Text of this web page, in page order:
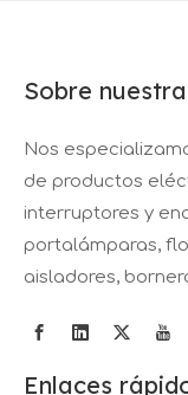
Sobre
Nos
de productos
interruptores y
portalámparas,
aisladores,
Enlaces